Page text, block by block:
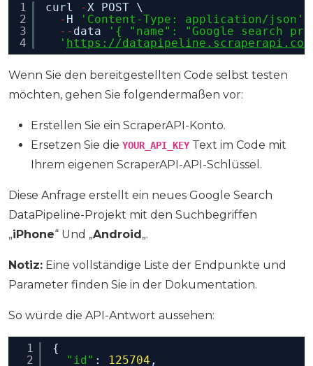
1
2
3
4
curl -X POST \
- H 'Content-Type: application/json'
- - data
'{ "name": "Google search
' https://datapipeline.scraperapi.com/
Wenn Sie den bereitgestellten Code selbst testen
möchten, gehen Sie folgendermaßen vor:
Erstellen Sie ein ScraperAPI-Konto.
Ersetzen Sie die YOUR_API_KEYText im Code mit
Ihrem eigenen ScraperAPI-API-Schlüssel.
Diese Anfrage erstellt ein neues Google Search
DataPipeline-Projekt mit den Suchbegriffen
„iPhone“ Und „Android „.
Notiz: Eine vollständige Liste der Endpunkte und
Parameter finden Sie in der Dokumentation.
So würde die API-Antwort aussehen:
1
2
{
"id" : 125704 ,